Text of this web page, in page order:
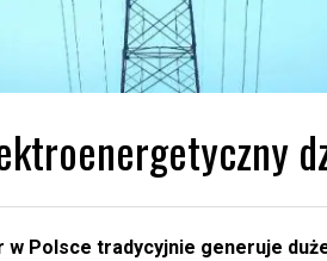
Polsce tradycyjnie generuje